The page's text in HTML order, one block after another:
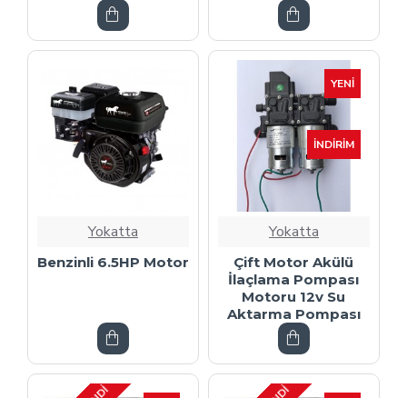
Yokatta
Benzinli 6.5HP Motor
YENI
İNDIRIM
Yokatta
Çift Motor Akülü
İlaçlama Pompası
Motoru 12v Su
Aktarma Pompası